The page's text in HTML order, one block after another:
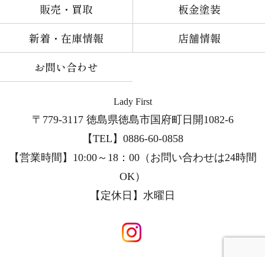
販売・買取
板金塗装
新着・在庫情報
店舗情報
お問い合わせ
Lady First
〒779-3117 徳島県徳島市国府町日開1082-6
【TEL】0886-60-0858
【営業時間】10:00～18：00（お問い合わせは24時間
OK）
【定休日】 水曜日